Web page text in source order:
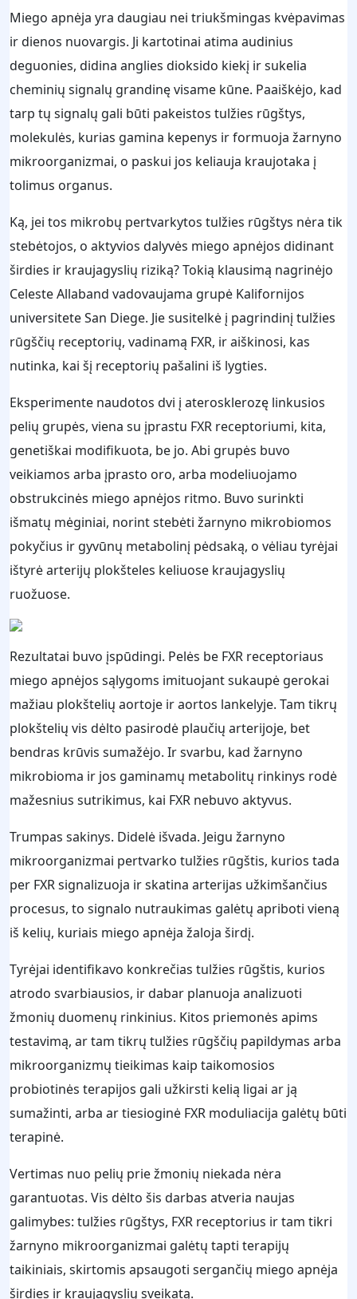
Miego apnėja yra daugiau nei triukšmingas kvėpavimas
ir dienos nuovargis. Ji kartotinai atima audinius
deguonies, didina anglies dioksido kiekį ir sukelia
cheminių signalų grandinę visame kūne. Paaiškėjo, kad
tarp tų signalų gali būti pakeistos tulžies rūgštys,
molekulės, kurias gamina kepenys ir formuoja žarnyno
mikroorganizmai, o paskui jos keliauja kraujotaka į
tolimus organus.
Ką, jei tos mikrobų pertvarkytos tulžies rūgštys nėra tik
stebėtojos, o aktyvios dalyvės miego apnėjos didinant
širdies ir kraujagyslių riziką? Tokią klausimą nagrinėjo
Celeste Allaband vadovaujama grupė Kalifornijos
universitete San Diege. Jie susitelkė į pagrindinį tulžies
rūgščių receptorių, vadinamą FXR, ir aiškinosi, kas
nutinka, kai šį receptorių pašalini iš lygties.
Eksperimente naudotos dvi į aterosklerozę linkusios
pelių grupės, viena su įprastu FXR receptoriumi, kita,
genetiškai modifikuota, be jo. Abi grupės buvo
veikiamos arba įprasto oro, arba modeliuojamo
obstrukcinės miego apnėjos ritmo. Buvo surinkti
išmatų mėginiai, norint stebėti žarnyno mikrobiomos
pokyčius ir gyvūnų metabolinį pėdsaką, o vėliau tyrėjai
ištyrė arterijų plokšteles keliuose kraujagyslių
ruožuose.
Rezultatai buvo įspūdingi. Pelės be FXR receptoriaus
miego apnėjos sąlygoms imituojant sukaupė gerokai
mažiau plokštelių aortoje ir aortos lankelyje. Tam tikrų
plokštelių vis dėlto pasirodė plaučių arterijoje, bet
bendras krūvis sumažėjo. Ir svarbu, kad žarnyno
mikrobioma ir jos gaminamų metabolitų rinkinys rodė
mažesnius sutrikimus, kai FXR nebuvo aktyvus.
Trumpas sakinys. Didelė išvada. Jeigu žarnyno
mikroorganizmai pertvarko tulžies rūgštis, kurios tada
per FXR signalizuoja ir skatina arterijas užkimšančius
procesus, to signalo nutraukimas galėtų apriboti vieną
iš kelių, kuriais miego apnėja žaloja širdį.
Tyrėjai identifikavo konkrečias tulžies rūgštis, kurios
atrodo svarbiausios, ir dabar planuoja analizuoti
žmonių duomenų rinkinius. Kitos priemonės apims
testavimą, ar tam tikrų tulžies rūgščių papildymas arba
mikroorganizmų tieikimas kaip taikomosios
probiotinės terapijos gali užkirsti kelią ligai ar ją
sumažinti, arba ar tiesioginė FXR moduliacija galėtų būti
terapinė.
Vertimas nuo pelių prie žmonių niekada nėra
garantuotas. Vis dėlto šis darbas atveria naujas
galimybes: tulžies rūgštys, FXR receptorius ir tam tikri
žarnyno mikroorganizmai galėtų tapti terapijų
taikiniais, skirtomis apsaugoti sergančių miego apnėja
širdies ir kraujagyslių sveikatą.